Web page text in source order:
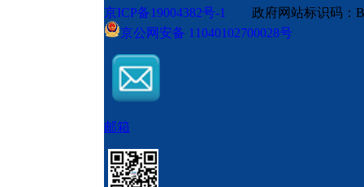
京ICP备19004382号-1
政府网站标识码
京公网安备 11040102700028号
邮箱